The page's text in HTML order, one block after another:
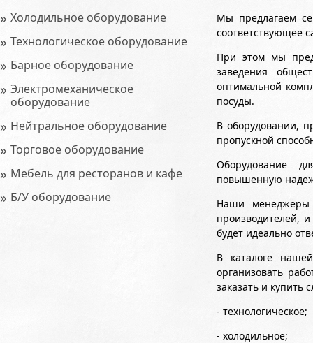
» Холодильное оборудование
» Технологическое оборудование
» Барное оборудование
» Электромеханическое
оборудование
» Нейтральное оборудование
» Торговое оборудование
» Мебель для ресторанов и кафе
» Б/У оборудование
Мы предлагаем
соответствующее
При этом мы
заведения
оптимальной
посуды.
В оборудовании,
пропускной
Оборудование
повышенную
Наши менеджеры
производителей,
будет идеально
В каталоге
организовать
заказать и купить
- технологическое;
- холодильное;